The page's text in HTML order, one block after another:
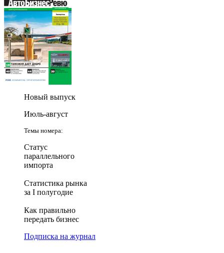
Новый выпуск
Июль-август
Темы номера:
Статус
параллельного
импорта
Статистика рынка
за I полугодие
Как правильно
передать бизнес
Подписка на журнал